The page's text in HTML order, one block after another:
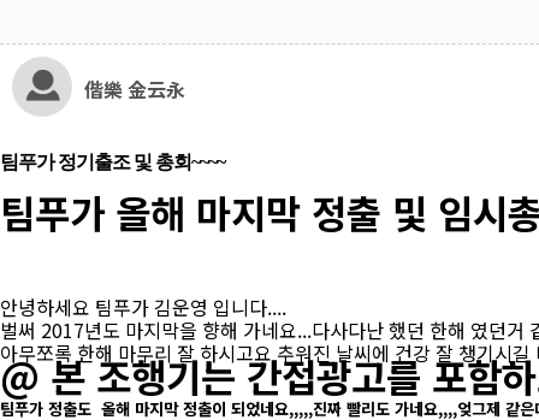
偕樂 金云永
팀푸가 정기출조 및 총회~~~~
팀푸가 올해 마지막 정출 및 임시
안녕하세요 팀푸가 김운영 입니다....
벌써 2017년도 마지막을 향해 가네요...다사다난 했던 한해 였던거
아무쪼록 한해 마무리 잘 하시고요 추워진 날씨에 건강 잘 챙기시
@ 본 조행기는 간접광고를 포함
팀푸가 정출도 올해 마지막 정출이 되었네요,,,,,진짜 빨리도 가네요,,,,엊그제 같